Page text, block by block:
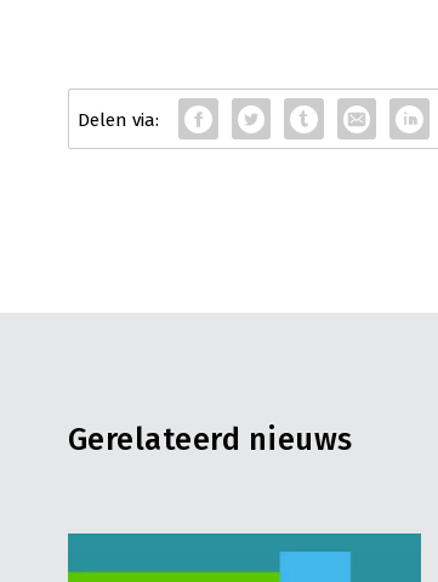
Gerelateerd nieuws